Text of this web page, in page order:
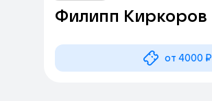
Филипп Киркоров
от 4000 ₽